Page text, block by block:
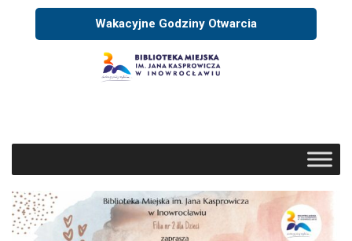
Wakacyjne Godziny Otwarcia